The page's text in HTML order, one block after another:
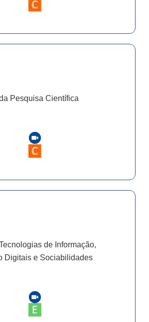
Pesquisa Científica
de Informação,
Digitais e Sociabilidades